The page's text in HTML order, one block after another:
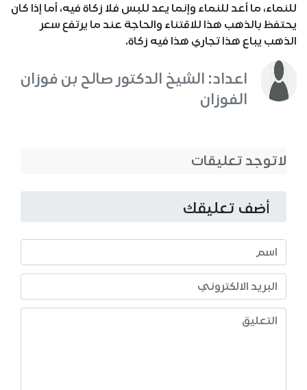
للنماء، ما أعد للنماء وإنما يعد للبس فلا زكاة فيه، أما إذا كان
يحتفظ بالذهب هذا للاقتناء والحاجة عند ما يرتفع سعر
الذهب يباع هذا تجاري هذا فيه زكاة.
اعداد: الشيخ الدكتور صالح بن فوزان
الفوزان
لاتوجد تعليقات
أضف تعليقك